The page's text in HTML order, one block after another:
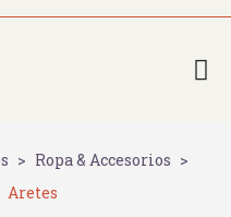
> Ropa & Accesorios >
Aretes